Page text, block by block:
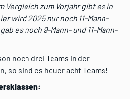
Vergleich zum Vorjahr gibt es in
wird 2025 nur noch 11-Mann-
es noch 9-Mann- und 11-Mann-
noch drei Teams in der
so sind es heuer acht Teams!